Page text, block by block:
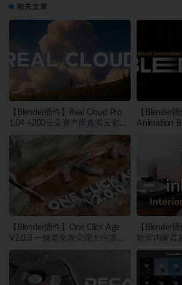
相关文章
【Blender插件】Real Cloud Pro
1.04 +200云朵资产库真实云彩生
【Blender
Animation
【Blender插件】One Click Age
V2.0.3 一键老化灰尘泥土污渍污
迹划痕锈迹磨损
【Blender
款室内家具
预设